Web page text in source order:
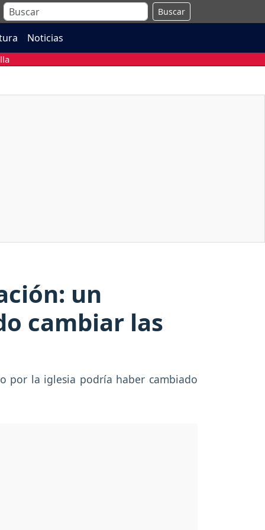
Buscar
Noticias
un
cambiar las
por la iglesia podría haber cambiado